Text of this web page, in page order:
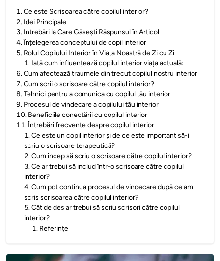
1.Ce este Scrisoarea către copilul interior?
2. Idei Principale
3.Întrebări la Care Găsești Răspunsul în Articol
4.Înțelegerea conceptului de copil interior
5. Rolul Copilului Interior în Viața Noastră de Zi cu Zi
1. Iată cum influențează copilul interior viața actuală:
6.Cum afectează traumele din trecut copilul nostru interior
7.Cum scrii o scrisoare către copilul interior?
8.Tehnici pentru a comunica cu copilul tău interior
9. Procesul de vindecare a copilului tău interior
10. Beneficiile conectării cu copilul interior
11.Întrebări frecvente despre copilul interior
1.Ce este un copil interior și de ce este important să-i
scriu o scrisoare terapeutică?
2.Cum încep să scriu o scrisoare către copilul interior?
3.Ce ar trebui să includ într-o scrisoare către copilul
interior?
4.Cum pot continua procesul de vindecare după ce am
scris scrisoarea către copilul interior?
5.Cât de des ar trebui să scriu scrisori către copilul
interior?
1. Referințe